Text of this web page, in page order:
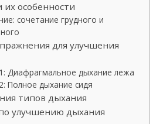
особенности
сочетание грудного и
для улучшения
Диафрагмальное дыхание лежа
Полное дыхание сидя
типов дыхания
улучшению дыхания